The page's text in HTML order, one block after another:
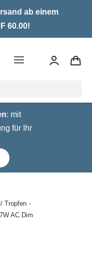
ab einem
60.00!
Toggle
: mit
für Ihr
Tropfen
AC Dim